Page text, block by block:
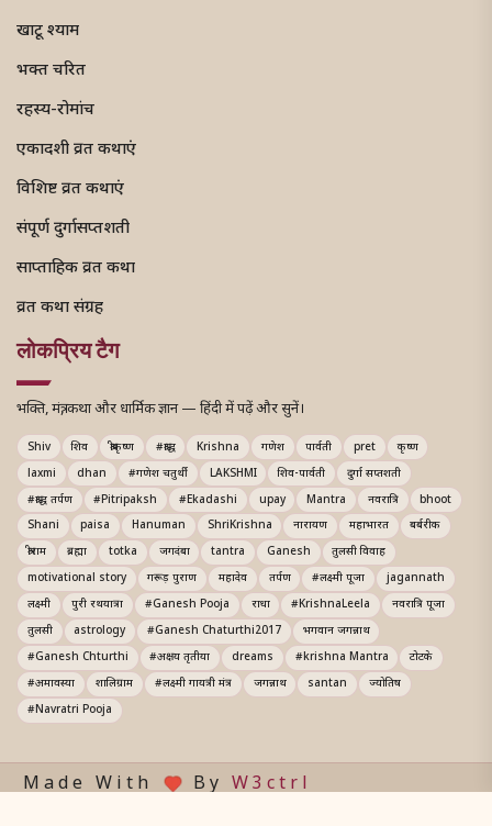
खाटू श्याम
भक्त चरित
रहस्य-रोमांच
एकादशी व्रत कथाएं
विशिष्ट व्रत कथाएं
संपूर्ण दुर्गासप्तशती
साप्ताहिक व्रत कथा
व्रत कथा संग्रह
लोकप्रिय टैग
भक्ति, मंत्र, कथा और धार्मिक ज्ञान — हिंदी में पढ़ें और सुनें।
Shiv शिव श्रीकृष्ण #श्राद्ध Krishna गणेश पार्वती pret
कृष्ण
laxmi
dhan #गणेश चतुर्थी LAKSHMI शिव-पार्वती
दुर्गा सप्तशती
#श्राद्ध तर्पण
#Pitripaksh #Ekadashi upay Mantra नवरात्रि
bhoot
Shani
paisa Hanuman ShriKrishna नारायण महाभारत
बर्बरीक
श्रीराम
ब्रह्मा totka जगदंबा tantra Ganesh
तुलसी विवाह
motivational story
गरूड़ पुराण महादेव तर्पण #लक्ष्मी पूजा
jagannath
लक्ष्मी
पुरी रथयात्रा #Ganesh Pooja राधा #KrishnaLeela
नवरात्रि पूजा
तुलसी
astrology #Ganesh Chaturthi2017
भगवान जगन्नाथ
#Ganesh Chturthi
#अक्षय तृतीया dreams #krishna Mantra
टोटके
#अमावस्या
शालिग्राम #लक्ष्मी गायत्री मंत्र जगन्नाथ santan
ज्योतिष
#Navratri Pooja
Made With By W3ctrl